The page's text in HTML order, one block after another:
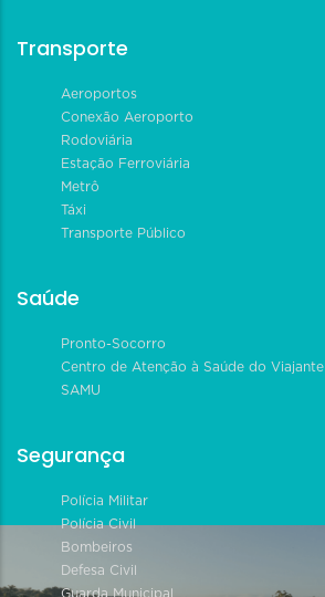
Transporte
Aeroportos
Conexão Aeroporto
Rodoviária
Estação Ferroviária
Metrô
Táxi
Transporte Público
Saúde
Pronto-Socorro
Centro de Atenção à Saúde do Viajante
SAMU
Segurança
Polícia Militar
Polícia Civil
Bombeiros
Defesa Civil
Guarda Municipal